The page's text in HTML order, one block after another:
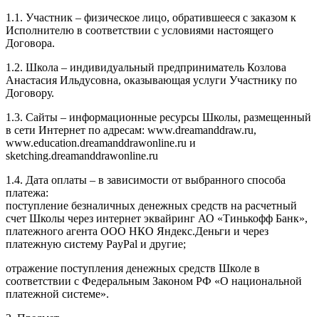
1.1. Участник – физическое лицо, обратившееся с заказом к
Исполнителю в соответствии с условиями настоящего
Договора.
1.2. Школа – индивидуальный предприниматель Козлова
Анастасия Ильдусовна, оказывающая услуги Участнику по
Договору.
1.3. Сайты – информационные ресурсы Школы, размещенный
в сети Интернет по адресам: www.dreamanddraw.ru,
www.education.dreamanddrawonline.ru и
sketching.dreamanddrawonline.ru
1.4. Дата оплаты – в зависимости от выбранного способа
платежа:
поступление безналичных денежных средств на расчетный
счет Школы через интернет эквайринг АО «Тинькофф Банк»,
платежного агента ООО НКО Яндекс.Деньги и через
платежную систему PayPal и другие;
отражение поступления денежных средств Школе в
соответствии с Федеральным Законом РФ «О национальной
платежной системе».